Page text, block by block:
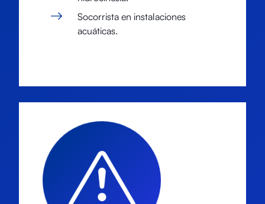
Socorrista en instalaciones
acuáticas.